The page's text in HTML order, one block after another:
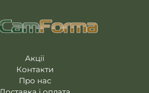
Акції
Контакти
Про нас